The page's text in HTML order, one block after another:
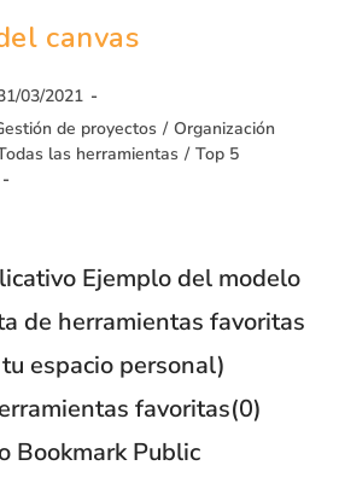
canvas
03/2021
de proyectos / Organización
las herramientas / Top 5
Ejemplo del modelo
de herramientas favoritas
espacio personal)
favoritas(0)
Bookmark Public